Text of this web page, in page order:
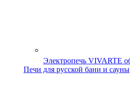
Электропечь VIVARTE
Печи для русской бани и сауны